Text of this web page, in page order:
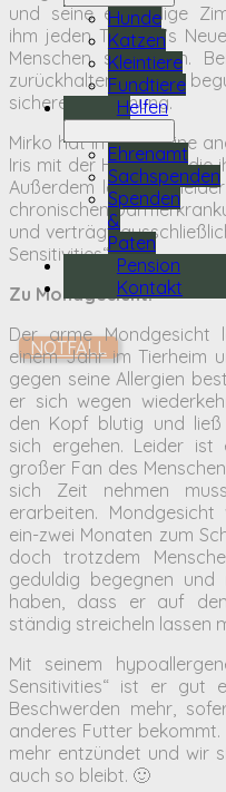
Hunde
Katzen
Kleintiere
Fundtiere
Helfen
Ehrenamt
Sachspenden
Spenden
&
Paten
Pension
Kontakt
NOTFALL
und seine ehemalige
ihm jeden Tag auf’s
Menschen sein kann.
zurückhaltend und
sicherer Entfernung.
Mirko hat im Auge eine
Iris mit der Hornhaut, die
Außerdem leidet er
chronischen
und verträgt
Sensitivities“.
Zu Mondgesicht:
Der arme
einem Jahr im Tierheim
gegen seine Allergien
er sich wegen
den Kopf blutig und ließ
sich ergehen. Leider ist
großer Fan des
sich Zeit nehmen
erarbeiten.
ein-zwei Monaten zum
doch trotzdem
geduldig begegnen
haben, dass er auf
ständig streicheln lassen
Mit seinem
Sensitivities“ ist er gut
Beschwerden mehr,
anderes Futter
mehr entzündet und wir
auch so bleibt. 🙂